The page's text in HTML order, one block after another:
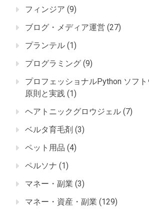
フィンジア (9)
ブログ・メディア運営 (27)
プランテル (1)
プログラミング (9)
プロフェッショナルPython ソフ
原則と実践 (1)
ヘアトニックグロウジェル (7)
ベルタ育毛剤 (3)
ペット用品 (4)
ペルソナ (1)
マネー・副業 (3)
マネー・資産・副業 (129)